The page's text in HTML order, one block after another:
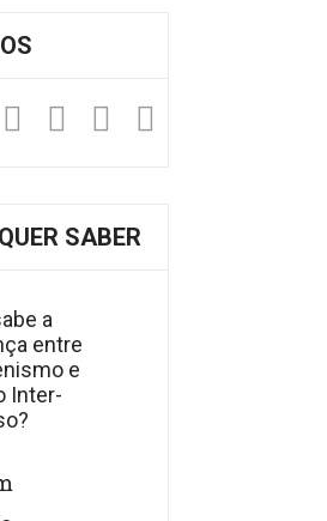
Twitter
Instagram
YouTube
Fickr
SABER
a
entre
e
Inter-